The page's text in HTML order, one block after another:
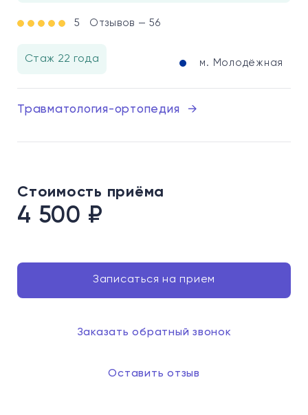
5 Отзывов — 56
Стаж 22 года м. Молодёжная
Травматология-ортопедия →
Стоимость приёма
4 500 ₽
Записаться на прием
Заказать обратный звонок
Оставить отзыв